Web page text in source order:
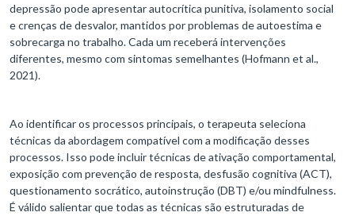
depressão pode apresentar autocrítica punitiva, isolamento social
e crenças de desvalor, mantidos por problemas de autoestima e
sobrecarga no trabalho. Cada um receberá intervenções
diferentes, mesmo com sintomas semelhantes (Hofmann et al.,
2021).
Ao identificar os processos principais, o terapeuta seleciona
técnicas da abordagem compatível com a modificação desses
processos. Isso pode incluir técnicas de ativação comportamental,
exposição com prevenção de resposta, desfusão cognitiva (ACT),
questionamento socrático, autoinstrução (DBT) e/ou mindfulness.
É válido salientar que todas as técnicas são estruturadas de